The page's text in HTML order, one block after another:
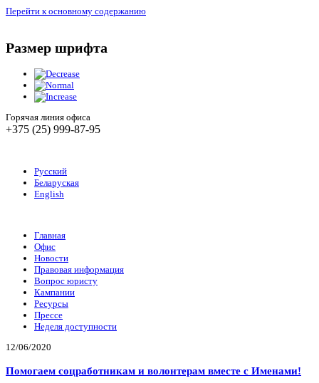
Перейти к основному содержанию
Размер шрифта
Горячая линия офиса
+375 (25) 999-87-95
Русский
Беларуская
English
Главная
Офис
Новости
Правовая информация
Вопрос юристу
Кампании
Ресурсы
Прессе
Неделя доступности
12/06/2020
Помогаем соцработникам и волонтерам вместе с Именами!